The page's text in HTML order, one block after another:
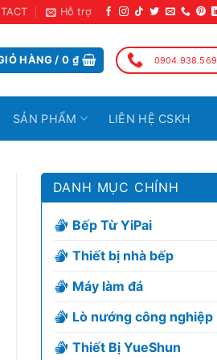
Hỗ trợ
HÀNG /0 ₫ 0904.938.569
SẢN PHẨM LIÊN HỆ CSKH
DANH MỤC CHÍNH
Bếp Từ YiPai
Thiết bị nhà bếp
Máy làm đá
Lò nướng công nghiệp
Thiết Bị YueShun